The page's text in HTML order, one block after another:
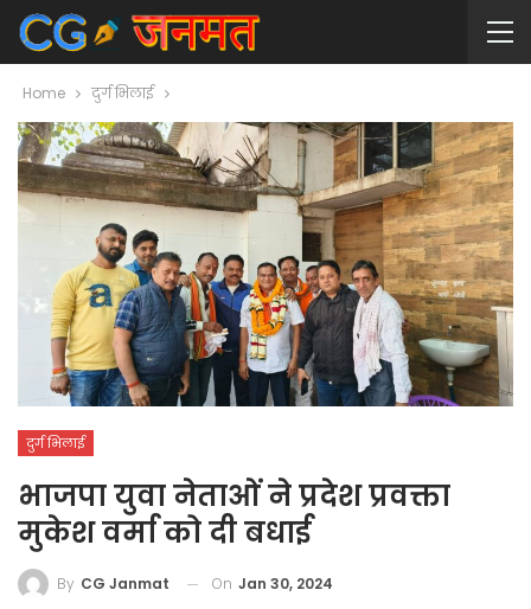
Home दुर्ग भिलाई
दुर्ग भिलाई
भाजपा युवा नेताओं ने प्रदेश प्रवक्ता
मुकेश वर्मा को दी बधाई
By CG Janmat On Jan 30, 2024